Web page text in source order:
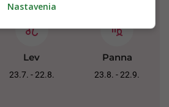
Lev
23.7. - 22.8.
Panna
23.8. - 22.9.
Nastavenia